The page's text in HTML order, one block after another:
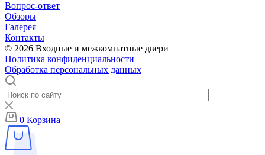
Вопрос-ответ
Обзоры
Галерея
Контакты
© 2026 Входные и межкомнатные двери
Политика конфиденциальности
Обработка персональных данных
0 Корзина